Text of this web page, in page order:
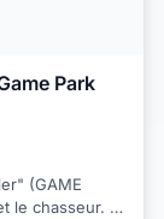
Park
(GAME
chasseur. Le